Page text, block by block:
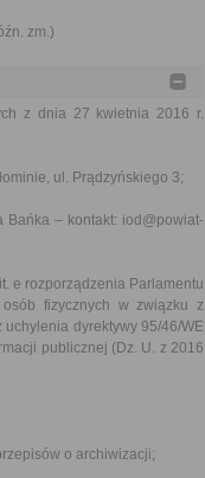
zm.)
z dnia 27 kwietnia 2016 r.
ul. Prądzyńskiego 3;
Bańka – kontakt: iod@powiat-
e rozporządzenia Parlamentu
fizycznych w związku z
dyrektywy 95/46/WE
publicznej (Dz. U. z 2016
o archiwizacji;